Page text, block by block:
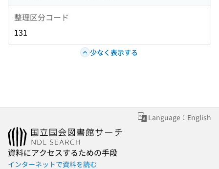
整理区分コード
131
少なく表示する
Language：English
資料にアクセスするための手段
インターネットで資料を読む